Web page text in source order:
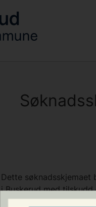
Dette
i Buskerud med
organisasjoner, lag og